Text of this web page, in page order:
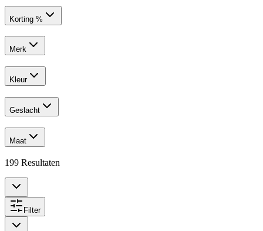
Korting %
Merk
Kleur
Geslacht
Maat
199 Resultaten
Filter